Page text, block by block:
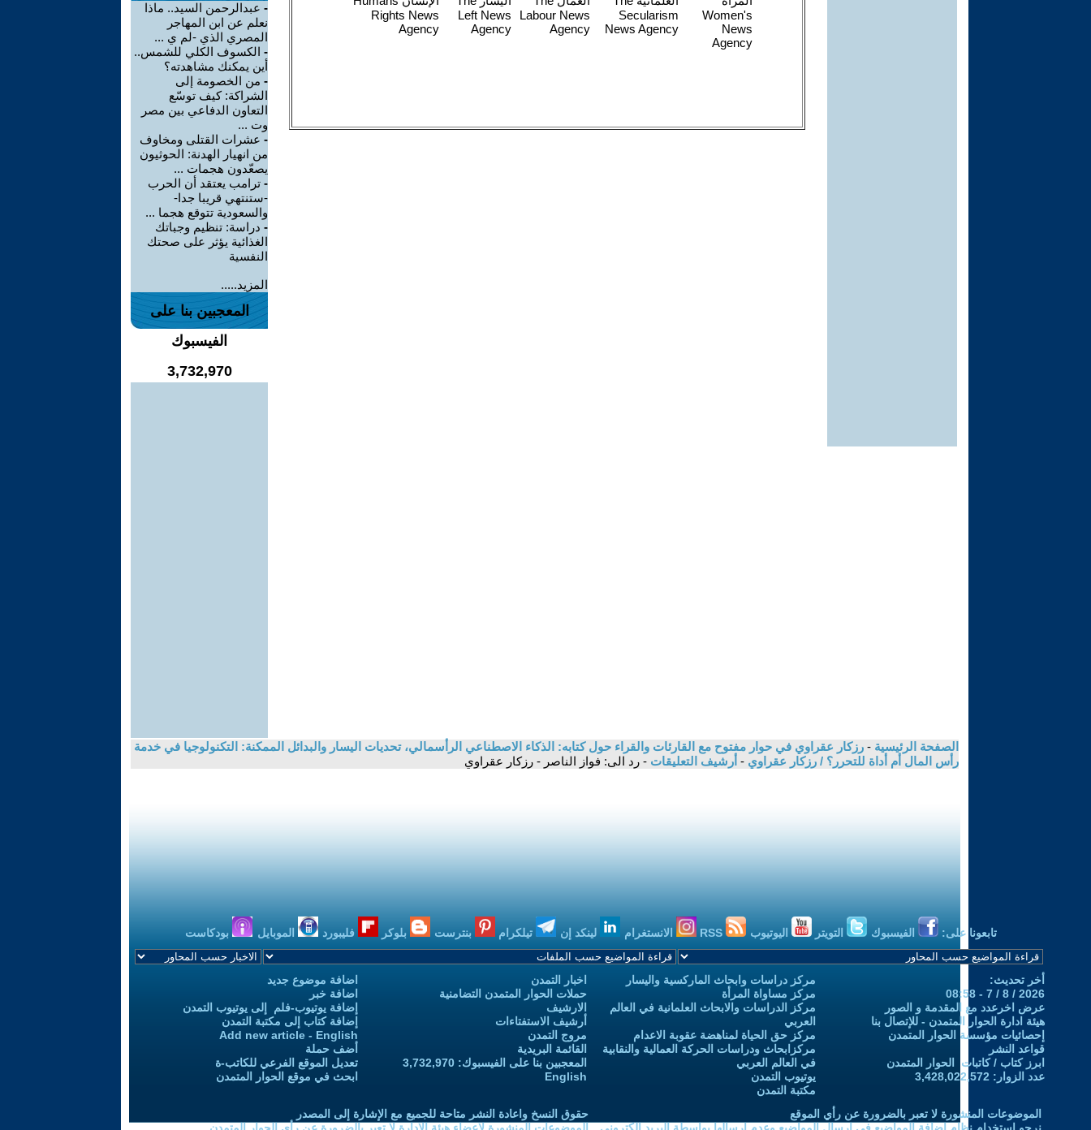
- عبدالرحمن السيد.. ماذا
نعلم عن ابن المهاجر
المصري الذي -لم ي ...
- الكسوف الكلي للشمس..
أين يمكنك مشاهدته؟
- من الخصومة إلى
الشراكة: كيف توسّع
التعاون الدفاعي بين مصر
وت ...
- عشرات القتلى ومخاوف
من انهيار الهدنة: الحوثيون
يصعّدون هجمات ...
- ترامب يعتقد أن الحرب
-ستنتهي قريبا جدا-
والسعودية تتوقع هجما ...
- دراسة: تنظيم وجباتك
الغذائية يؤثر على صحتك
النفسية
المزيد.....
المعجبين بنا على
الفيسبوك
3,732,970
الصفحة الرئيسية - رزكار عقراوي في حوار مفتوح مع القارئات والقراء حول كتابه: الذكاء الاصطناعي الرأسمالي، تحديات اليسار والبدائل الممكنة: التكنولوجيا في خدمة
رأس المال أم أداة للتحرر؟ / رزكار عقراوي - أرشيف التعليقات - رد الى: فواز الناصر - رزكار عقراوي
تابعونا على: الفيسبوك التويتر اليوتيوب الانستغرام لينكد إن تيلكرام بنترست بلوكر فليبورد الموبايل بودكاست
أخر تحديث:
2026 / 8 / 7 - 08:58
عرض اخرعدد مع المقدمة و الصور
هيئة ادارة الحوار المتمدن - للإتصال بنا
إحصائيات مؤسسة الحوار المتمدن
قواعد النشر
ابرز كتاب / كاتبات الحوار المتمدن
عدد الزوار: 3,428,022,572
مركز دراسات وابحاث الماركسية واليسار
مركز مساواة المرأة
مركز الدراسات والابحاث العلمانية في العالم
العربي
مركز حق الحياة لمناهضة عقوبة الاعدام
مركزابحاث ودراسات الحركة العمالية والنقابية
في العالم العربي
يوتيوب التمدن
مكتبة التمدن
اخبار التمدن
حملات الحوار المتمدن التضامنية
الارشيف
أرشيف الاستفتاءات
مروج التمدن
القائمة البريدية
المعجبين بنا على الفيسبوك: 3,732,970
English
اضافة موضوع جديد
اضافة خبر
إضافة يوتيوب-فلم إلى يوتيوب التمدن
إضافة كتاب إلى مكتبة التمدن
Add new article - English
أضف حملة
تعديل الموقع الفرعي للكاتب-ة
ابحث في موقع الحوار المتمدن
الموضوعات المنشورة لا تعبر بالضرورة عن رأي الموقع
حقوق النسخ واعادة النشر متاحة للجميع مع الإشارة إلى المصدر